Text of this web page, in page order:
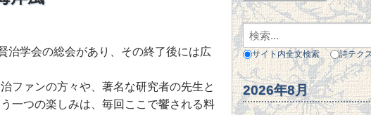
学会の総会があり、その終了後には広
ファンの方々や、著名な研究者の先生と
一つの楽しみは、毎回ここで饗される料
サイト内全文検索 詩テク
2026年8月